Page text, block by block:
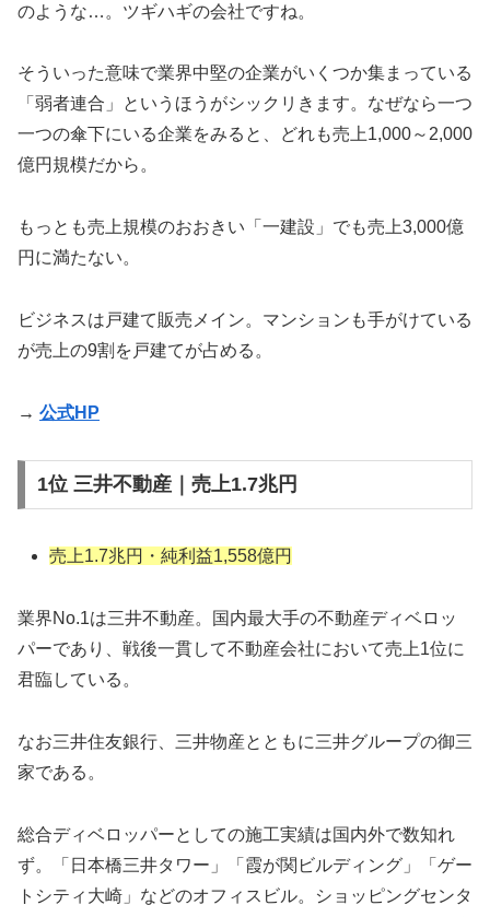
のような…。ツギハギの会社ですね。
そういった意味で業界中堅の企業がいくつか集まっている
「弱者連合」というほうがシックリきます。なぜなら一つ
一つの傘下にいる企業をみると、どれも売上1,000～2,000
億円規模だから。
もっとも売上規模のおおきい「一建設」でも売上3,000億
円に満たない。
ビジネスは戸建て販売メイン。マンションも手がけている
が売上の9割を戸建てが占める。
→ 公式HP
1位 三井不動産｜売上1.7兆円
売上1.7兆円・純利益1,558億円
業界No.1は三井不動産。国内最大手の不動産ディベロッ
パーであり、戦後一貫して不動産会社において売上1位に
君臨している。
なお三井住友銀行、三井物産とともに三井グループの御三
家である。
総合ディベロッパーとしての施工実績は国内外で数知れ
ず。「日本橋三井タワー」「霞が関ビルディング」「ゲー
トシティ大崎」などのオフィスビル。ショッピングセンタ